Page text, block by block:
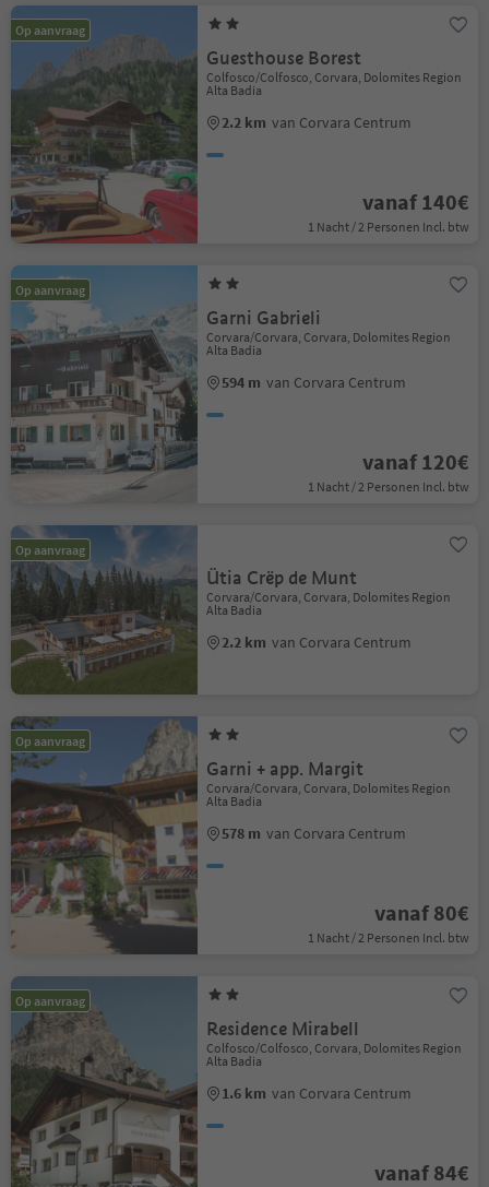
Op aanvraag
Guesthouse Borest
Colfosco/Colfosco, Corvara, Dolomites Region
Alta Badia
2.2 km van Corvara Centrum
vanaf 140€
1 Nacht / 2 Personen Incl. btw
Op aanvraag
Garni Gabrieli
Corvara/Corvara, Corvara, Dolomites Region
Alta Badia
594 m van Corvara Centrum
vanaf 120€
1 Nacht / 2 Personen Incl. btw
Op aanvraag
Ütia Crëp de Munt
Corvara/Corvara, Corvara, Dolomites Region
Alta Badia
2.2 km van Corvara Centrum
Op aanvraag
Garni + app. Margit
Corvara/Corvara, Corvara, Dolomites Region
Alta Badia
578 m van Corvara Centrum
vanaf 80€
1 Nacht / 2 Personen Incl. btw
Op aanvraag
Residence Mirabell
Colfosco/Colfosco, Corvara, Dolomites Region
Alta Badia
1.6 km van Corvara Centrum
vanaf 84€